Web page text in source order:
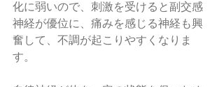
化に弱いので、刺激を受けると副交感
神経が優位に、痛みを感じる神経も興
奮して、不調が起こりやすくなりま
す。